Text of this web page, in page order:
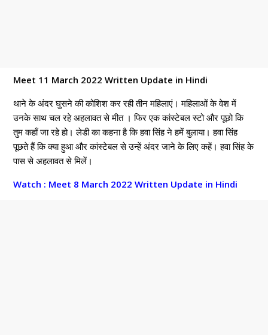
Meet 11 March 2022 Written Update in Hindi
थाने के अंदर घुसने की कोशिश कर रही तीन महिलाएं। महिलाओं के वेश में
उनके साथ चल रहे अहलावत से मीत । फिर एक कांस्टेबल स्टो और पूछो कि
तुम कहाँ जा रहे हो। लेडी का कहना है कि हवा सिंह ने हमें बुलाया। हवा सिंह
पूछते हैं कि क्या हुआ और कांस्टेबल से उन्हें अंदर जाने के लिए कहें। हवा सिंह के
पास से अहलावत से मिलें।
Watch : Meet 8 March 2022 Written Update in Hindi